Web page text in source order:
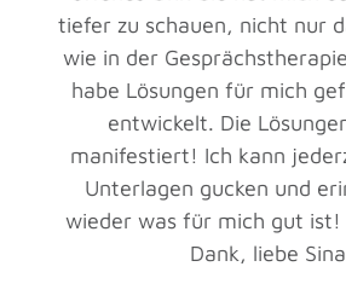
tiefer zu schauen, nicht nur
wie in der
habe Lösungen für mich
entwickelt. Die
manifestiert! Ich kann
Unterlagen gucken und
wieder was für mich gut ist!
Dank, liebe